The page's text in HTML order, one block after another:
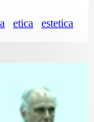
etica
estetica